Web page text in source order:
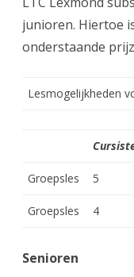
junioren. Hiertoe
onderstaande
Lesmogelijkheden
Groepsles 5
Groepsles 4
Senioren